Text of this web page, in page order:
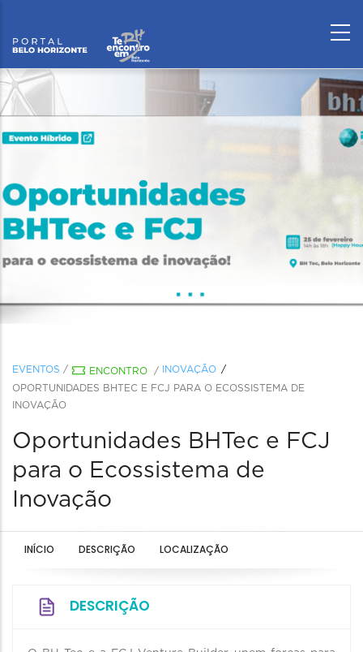
EVENTOS / ENCONTRO /
INOVAÇÃO
OPORTUNIDADES BHTEC E FCJ PARA O ECOSSISTEMA DE
INOVAÇÃO
Oportunidades BHTec e FCJ
para o Ecossistema de
Inovação
INÍCIO DESCRIÇÃO LOCALIZAÇÃO
DESCRIÇÃO